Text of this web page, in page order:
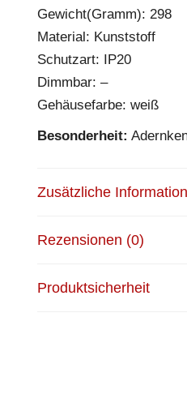
Gewicht(Gramm): 298
Material: Kunststoff
Schutzart: IP20
Dimmbar: –
Gehäusefarbe: weiß
Besonderheit:
Zusätzliche
Rezensionen (0)
Produktsicherheit